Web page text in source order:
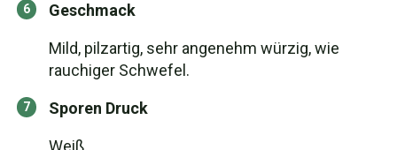
Geschmack
Mild, pilzartig, sehr angenehm würzig, wie
rauchiger Schwefel.
Sporen Druck
Weiß.